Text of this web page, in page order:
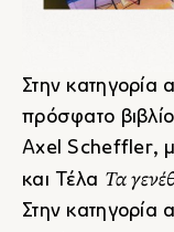
Στην κατηγορία
πρόσφατο
Axel Scheffler,
και Τέλα Τα
Στην κατηγορία